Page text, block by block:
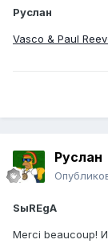
Руслан
Vasco & Paul
Руслан
SыREgA
Merci beaucoup!